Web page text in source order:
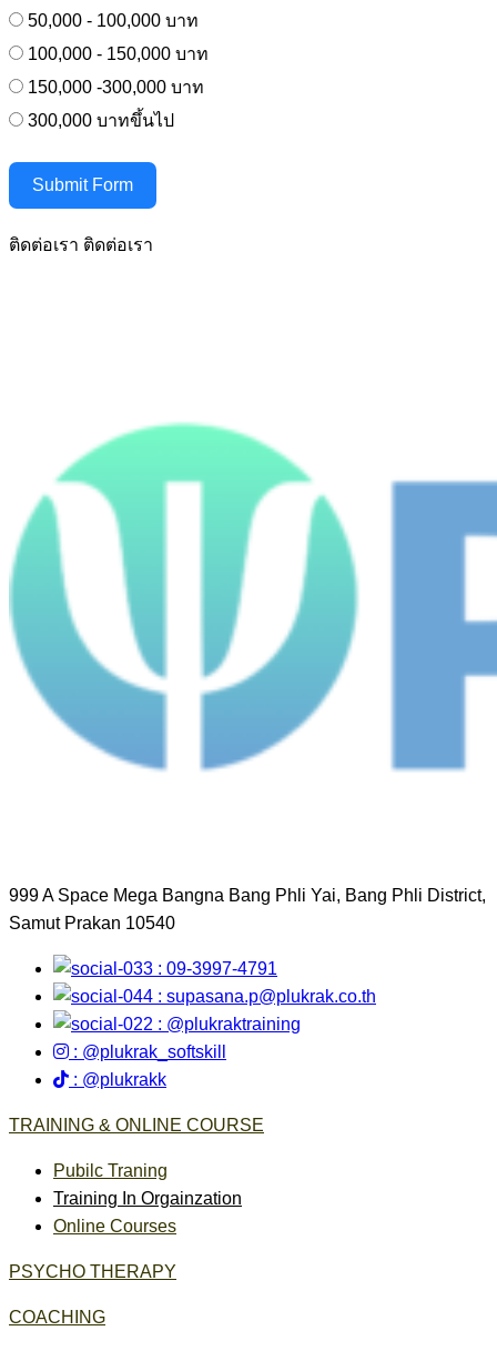
50,000 - 100,000 บาท
100,000 - 150,000 บาท
150,000 -300,000 บาท
300,000 บาทขึ้นไป
Submit Form
ติดต่อเรา ติดต่อเรา
999 A Space Mega Bangna Bang Phli Yai, Bang Phli District,
Samut Prakan 10540
: 09-3997-4791
: supasana.p@plukrak.co.th
: @plukraktraining
: @plukrak_softskill
: @plukrakk
TRAINING & ONLINE COURSE
Pubilc Traning
Training In Orgainzation
Online Courses
PSYCHO THERAPY
COACHING